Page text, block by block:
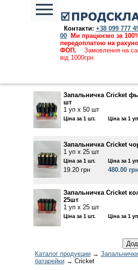
Контакти: +38 099 777
00
Ми працюємо за
передоплатою на
ФОП. Замовлення на
від 1000грн
Каталог продукции→ Запальнички,
батарейки→ Cricket
Ціни, вказані на сайті, дійсні
07.08.2026
Запальничка Cricket
шт
1 уп х 50 шт
Ціна за 1 шт. Ціна за 1
Запальничка Cricket
1 уп х 25 шт
Ціна за 1 шт.
19.20 грн
Ціна за 1
480.00 грн
Запальничка Cricket
25шт
1 уп х 25 шт
Ціна за 1 шт. Ціна за 1
Каталог продукции →
батарейки → Cricket